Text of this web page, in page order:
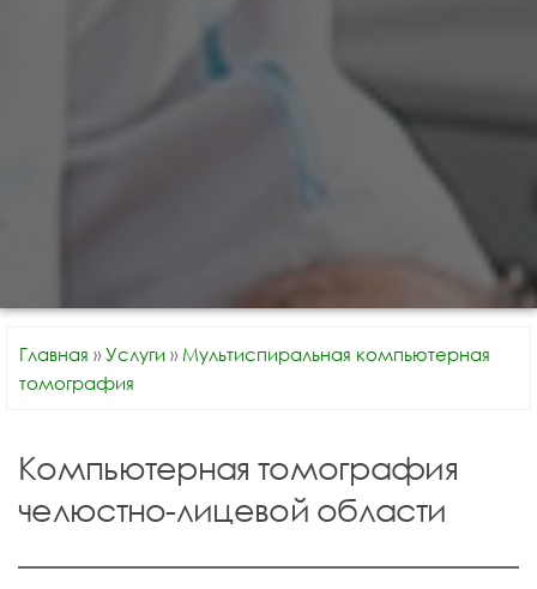
Главная » Услуги » Мультиспиральная компьютерная
томография
Компьютерная томография
челюстно-лицевой области